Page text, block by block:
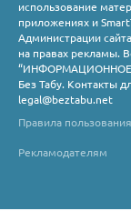
использование
приложениях и
Администрации
на правах
“ИНФОРМАЦИОННОЕ
Без Табу. Контакты
legal@beztabu.net
Правила
Рекламодателям